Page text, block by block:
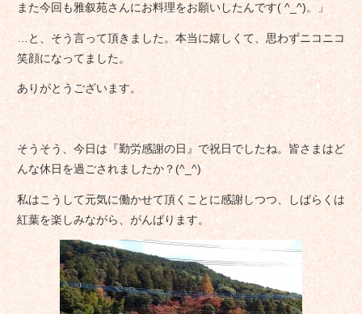
また今回も雅叙苑さんにお料理をお願いしたんです( ^_^)。」
…と、そう言って頂きました。本当に嬉しくて、思わずニコニコ
笑顔になってました。
ありがとうございます。
そうそう、今日は『勤労感謝の日』で祝日でしたね。皆さまはど
んな休日を過ごされましたか？(^_^)
私はこうして元気に働かせて頂くことに感謝しつつ、しばらくは
紅葉を楽しみながら、がんばります。